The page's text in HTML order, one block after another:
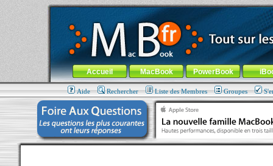
MacBook-fr.com : 100% Apple... 100% nomade !
Aller au contenu-Aller au menu général-Aller au menu de
Menu général
Accueil MacBook PowerBook
Aide Rechercher Liste des Membres Groupes